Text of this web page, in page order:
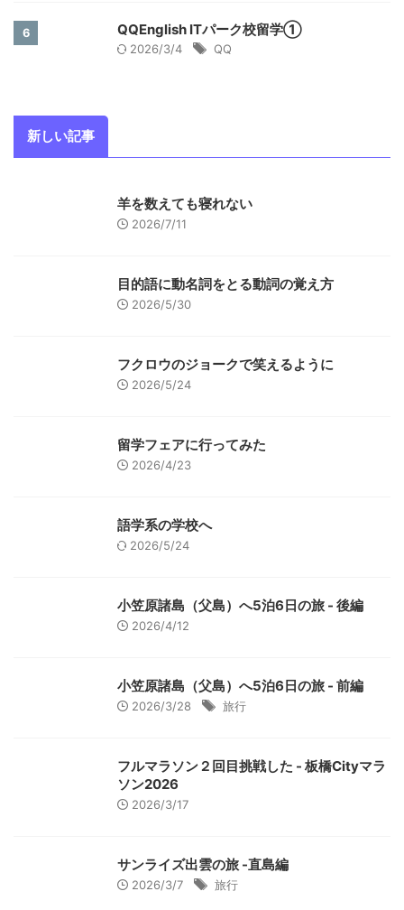
6 QQEnglish ITパーク校留学①
2026/3/4 QQ
新しい記事
羊を数えても寝れない
2026/7/11
目的語に動名詞をとる動詞の覚え方
2026/5/30
フクロウのジョークで笑えるように
2026/5/24
留学フェアに行ってみた
2026/4/23
語学系の学校へ
2026/5/24
小笠原諸島（父島）へ5泊6日の旅 - 後編
2026/4/12
小笠原諸島（父島）へ5泊6日の旅 - 前編
2026/3/28 旅行
フルマラソン２回目挑戦した - 板橋Cityマラ
ソン2026
2026/3/17
サンライズ出雲の旅 -直島編
2026/3/7 旅行